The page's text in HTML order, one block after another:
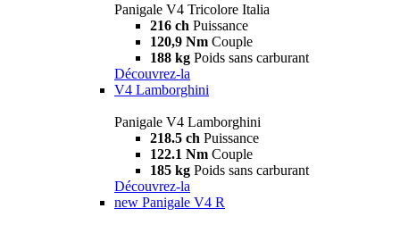
Panigale V4 Tricolore Italia
216 ch Puissance
120,9 Nm Couple
188 kg Poids sans carburant
Découvrez-la
V4 Lamborghini
Panigale V4 Lamborghini
218.5 ch Puissance
122.1 Nm Couple
185 kg Poids sans carburant
Découvrez-la
new Panigale V4 R